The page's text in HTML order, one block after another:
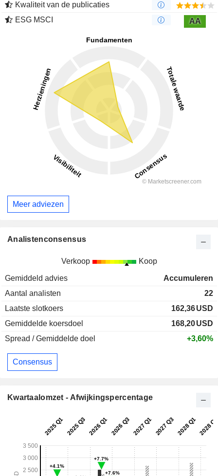
Kwaliteit van de publicaties
ESG MSCI
AA
Meer adviezen
Analistenconsensus
Verkoop Koop
Gemiddeld advies
Accumuleren
Aantal analisten
22
Laatste slotkoers
162,36USD
Gemiddelde koersdoel
168,20USD
Spread / Gemiddelde doel
+3,60%
Consensus
Kwartaalomzet - Afwijkingspercentage